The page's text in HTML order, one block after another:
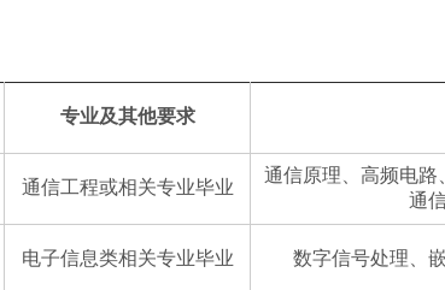
专业及其他要求
通信工程或相关专业毕业
通信原理、高频电路
通
电子信息类相关专业毕业 数字信号处理、